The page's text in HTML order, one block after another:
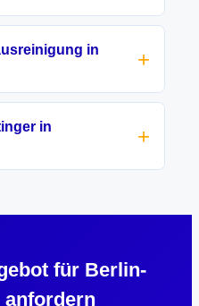
in
in
für Berlin-
anfordern